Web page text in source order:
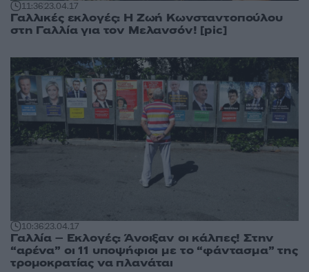
11:3623.04.17
Γαλλικές εκλογές: Η Ζωή Κωνσταντοπούλου
στη Γαλλία για τον Μελανσόν! [pic]
10:3623.04.17
Γαλλία – Εκλογές: Άνοιξαν οι κάλπες! Στην
“αρένα” οι 11 υποψήφιοι με το “φάντασμα” της
τρομοκρατίας να πλανάται